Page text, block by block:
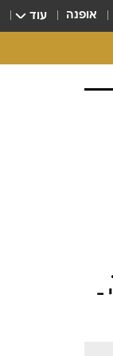
אופנה עוד